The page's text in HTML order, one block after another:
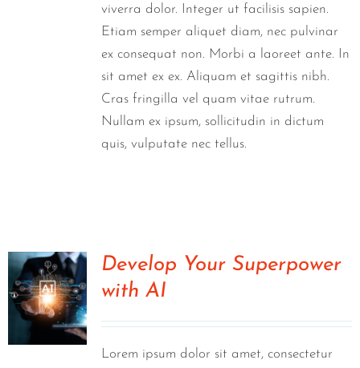
viverra dolor. Integer ut facilisis sapien.
Etiam semper aliquet diam, nec pulvinar
ex consequat non. Morbi a laoreet ante. In
sit amet ex ex. Aliquam et sagittis nibh.
Cras fringilla vel quam vitae rutrum.
Nullam ex ipsum, sollicitudin in dictum
quis, vulputate nec tellus.
Develop Your Superpower
with AI
Lorem ipsum dolor sit amet, consectetur